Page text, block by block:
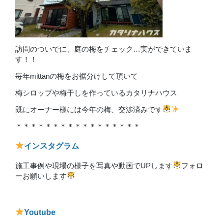
訪問のついでに、庭の梅をチェック…実ができていま
す！！
毎年mittanの梅をお裾分けして頂いて
梅シロップや梅干しを作っているカタリナハウス
既にオーナー様には今年の梅、交渉済みです
＊＊＊＊＊＊＊＊＊＊＊＊＊＊＊＊＊
インスタグラム
施工事例や現場の様子を写真や動画でUPします
フォロ
ーお願いします
Youtube